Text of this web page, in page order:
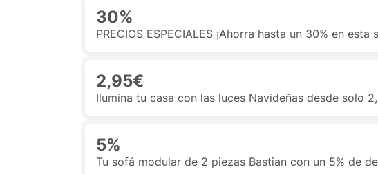
30%
PRECIOS ESPECIALES ¡Ahorra hasta un 30% en esta
2,95€
Ilumina tu casa con las luces Navideñas desde solo
5%
Tu sofá modular de 2 piezas Bastian con un 5% de